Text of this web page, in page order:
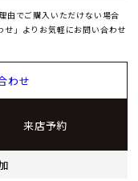
由でご購入いただけない場合
」よりお気軽にお問い合わせ
わせ
来店予約